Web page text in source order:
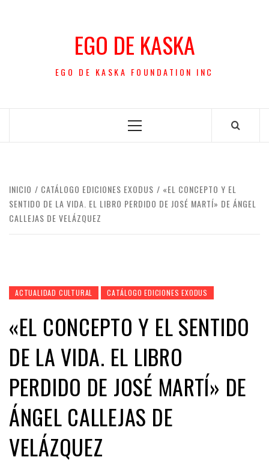
EGO DE KASKA
EGO DE KASKA FOUNDATION INC
Menú
INICIO CATÁLOGO EDICIONES EXODUS
«EL CONCEPTO Y EL
SENTIDO DE LA VIDA. EL LIBRO PERDIDO DE JOSÉ MARTÍ» DE ÁNGEL
CALLEJAS DE VELÁZQUEZ
ACTUALIDAD CULTURAL CATÁLOGO EDICIONES EXODUS
«EL CONCEPTO Y EL SENTIDO
DE LA VIDA. EL LIBRO
PERDIDO DE JOSÉ MARTÍ» DE
ÁNGEL CALLEJAS DE
VELÁZQUEZ